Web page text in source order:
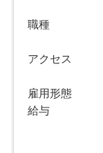
職種
アクセス
雇用形態
給与